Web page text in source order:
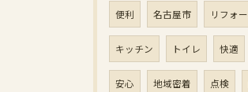
便利 名古屋市 リフォ
キッチン トイレ 快適
安心 地域密着 点検